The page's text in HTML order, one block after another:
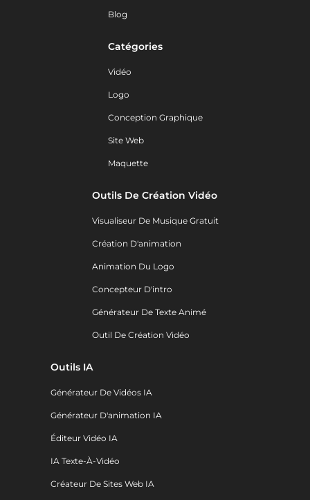
Blog
Catégories
Vidéo
Logo
Conception Graphique
Site Web
Maquette
Outils De Création Vidéo
Visualiseur De Musique Gratuit
Création D'animation
Animation Du Logo
Concepteur D'intro
Générateur De Texte Animé
Outil De Création Vidéo
Outils IA
Générateur De Vidéos IA
Générateur D'animation IA
Éditeur Vidéo IA
IA Texte-À-Vidéo
Créateur De Sites Web IA